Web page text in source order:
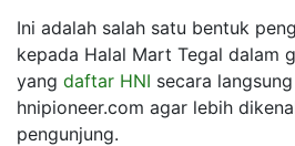
Ini adalah salah satu bentuk
kepada Halal Mart Tegal dalam
yang daftar HNI secara
hnipioneer.com agar lebih
pengunjung.